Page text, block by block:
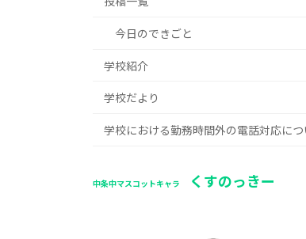
今日のできごと
学校紹介
学校だより
学校における勤務時間外の電話対応につ
中条中マスコットキャラ くすのっきー